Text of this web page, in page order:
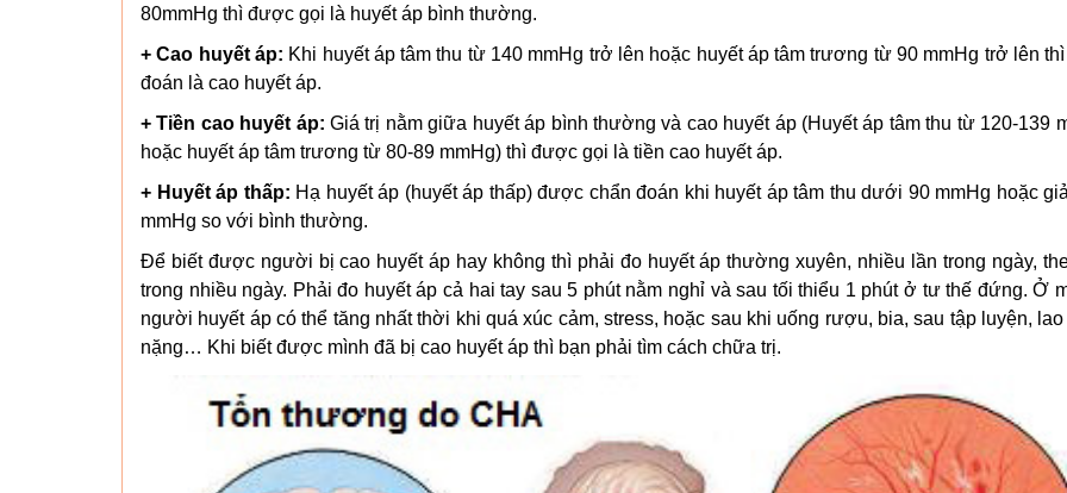
80mmHg thì được gọi là huyết áp bình thường.
+ Cao huyết áp: Khi huyết áp tâm thu từ 140 mmHg trở lên hoặc huyết áp tâm trương từ 90 mmHg trở lên
đoán là cao huyết áp.
+ Tiền cao huyết áp: Giá trị nằm giữa huyết áp bình thường và cao huyết áp (Huyết áp tâm thu từ 120-139
hoặc huyết áp tâm trương từ 80-89 mmHg) thì được gọi là tiền cao huyết áp.
+ Huyết áp thấp: Hạ huyết áp (huyết áp thấp) được chẩn đoán khi huyết áp tâm thu dưới 90 mmHg hoặc
mmHg so với bình thường.
Để biết được người bị cao huyết áp hay không thì phải đo huyết áp thường xuyên, nhiều lần trong ngày,
trong nhiều ngày. Phải đo huyết áp cả hai tay sau 5 phút nằm nghỉ và sau tối thiểu 1 phút ở tư thế đứng. Ở
người huyết áp có thể tăng nhất thời khi quá xúc cảm, stress, hoặc sau khi uống rượu, bia, sau tập luyện, lao
nặng… Khi biết được mình đã bị cao huyết áp thì bạn phải tìm cách chữa trị.